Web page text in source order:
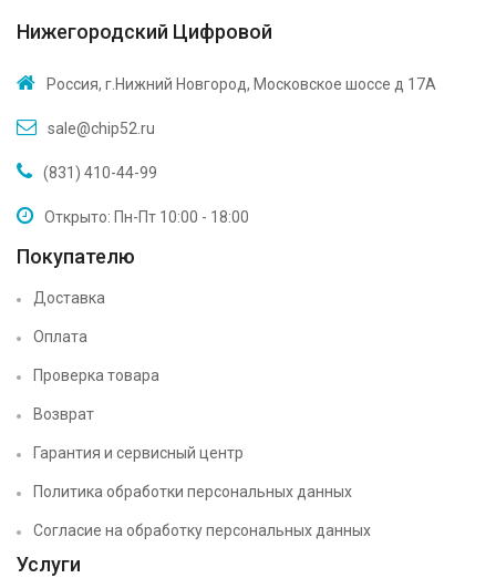
Нижегородский Цифровой
Россия, г.Нижний Новгород, Московское шоссе д 17А
sale@chip52.ru
(831) 410-44-99
Открыто: Пн-Пт 10:00 - 18:00
Покупателю
Доставка
Оплата
Проверка товара
Возврат
Гарантия и сервисный центр
Политика обработки персональных данных
Согласие на обработку персональных данных
Услуги